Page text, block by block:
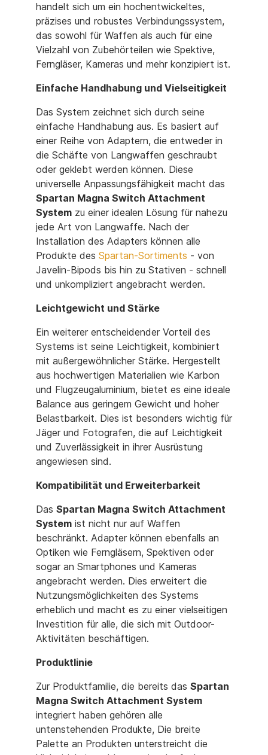
handelt sich um ein hochentwickeltes,
präzises und robustes Verbindungssystem,
das sowohl für Waffen als auch für eine
Vielzahl von Zubehörteilen wie Spektive,
Ferngläser, Kameras und mehr konzipiert ist.
Einfache Handhabung und Vielseitigkeit
Das System zeichnet sich durch seine
einfache Handhabung aus. Es basiert auf
einer Reihe von Adaptern, die entweder in
die Schäfte von Langwaffen geschraubt
oder geklebt werden können. Diese
universelle Anpassungsfähigkeit macht das
Spartan Magna Switch Attachment
System zu einer idealen Lösung für nahezu
jede Art von Langwaffe. Nach der
Installation des Adapters können alle
Produkte des Spartan-Sortiments - von
Javelin-Bipods bis hin zu Stativen - schnell
und unkompliziert angebracht werden.
Leichtgewicht und Stärke
Ein weiterer entscheidender Vorteil des
Systems ist seine Leichtigkeit, kombiniert
mit außergewöhnlicher Stärke. Hergestellt
aus hochwertigen Materialien wie Karbon
und Flugzeugaluminium, bietet es eine ideale
Balance aus geringem Gewicht und hoher
Belastbarkeit. Dies ist besonders wichtig für
Jäger und Fotografen, die auf Leichtigkeit
und Zuverlässigkeit in ihrer Ausrüstung
angewiesen sind.
Kompatibilität und Erweiterbarkeit
Das Spartan Magna Switch Attachment
System ist nicht nur auf Waffen
beschränkt. Adapter können ebenfalls an
Optiken wie Ferngläsern, Spektiven oder
sogar an Smartphones und Kameras
angebracht werden. Dies erweitert die
Nutzungsmöglichkeiten des Systems
erheblich und macht es zu einer vielseitigen
Investition für alle, die sich mit Outdoor-
Aktivitäten beschäftigen.
Produktlinie
Zur Produktfamilie, die bereits das Spartan
Magna Switch Attachment System
integriert haben gehören alle
untenstehenden Produkte, Die breite
Palette an Produkten unterstreicht die